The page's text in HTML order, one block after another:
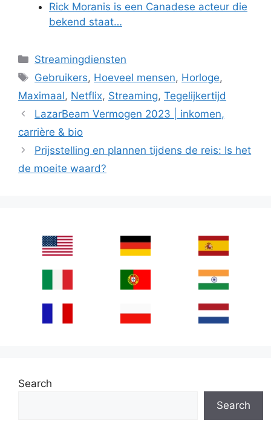
Rick Moranis is een Canadese acteur die
bekend staat…
Categories
Streamingdiensten
Tags
Gebruikers, Hoeveel mensen, Horloge,
Maximaal, Netflix, Streaming, Tegelijkertijd
LazarBeam Vermogen 2023 | inkomen,
carrière & bio
Prijsstelling en plannen tijdens de reis: Is het
de moeite waard?
Search
Search